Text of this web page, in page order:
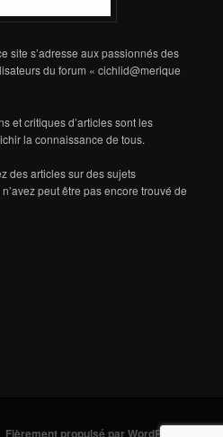
site s’adresse aux passionnés des
du forum « cichlid@merique
et critiques d’articles sont les
la connaissance de tous.
des articles sur des sujets
peut être pas encore trouvé de
Fièrement propulsé par WordPress